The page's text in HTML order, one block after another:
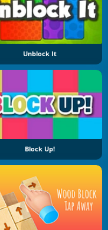
Unblock It
Block Up!